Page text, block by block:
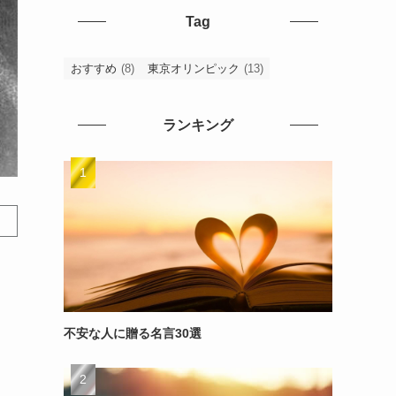
Tag
おすすめ (8) 東京オリンピック (13)
ランキング
不安な人に贈る名言30選